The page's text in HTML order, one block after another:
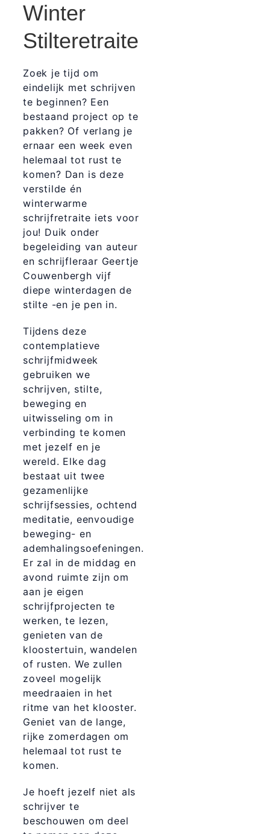
Winter
Stilteretraite
Zoek je tijd om
eindelijk met schrijven
te beginnen? Een
bestaand project op te
pakken? Of verlang je
ernaar een week even
helemaal tot rust te
komen? Dan is deze
verstilde én
winterwarme
schrijfretraite iets voor
jou! Duik onder
begeleiding van auteur
en schrijfleraar Geertje
Couwenbergh vijf
diepe winterdagen de
stilte -en je pen in.
Tijdens deze
contemplatieve
schrijfmidweek
gebruiken we
schrijven, stilte,
beweging en
uitwisseling om in
verbinding te komen
met jezelf en je
wereld. Elke dag
bestaat uit twee
gezamenlijke
schrijfsessies, ochtend
meditatie, eenvoudige
beweging- en
ademhalingsoefeningen.
Er zal in de middag en
avond ruimte zijn om
aan je eigen
schrijfprojecten te
werken, te lezen,
genieten van de
kloostertuin, wandelen
of rusten. We zullen
zoveel mogelijk
meedraaien in het
ritme van het klooster.
Geniet van de lange,
rijke zomerdagen om
helemaal tot rust te
komen.
Je hoeft jezelf niet als
schrijver te
beschouwen om deel